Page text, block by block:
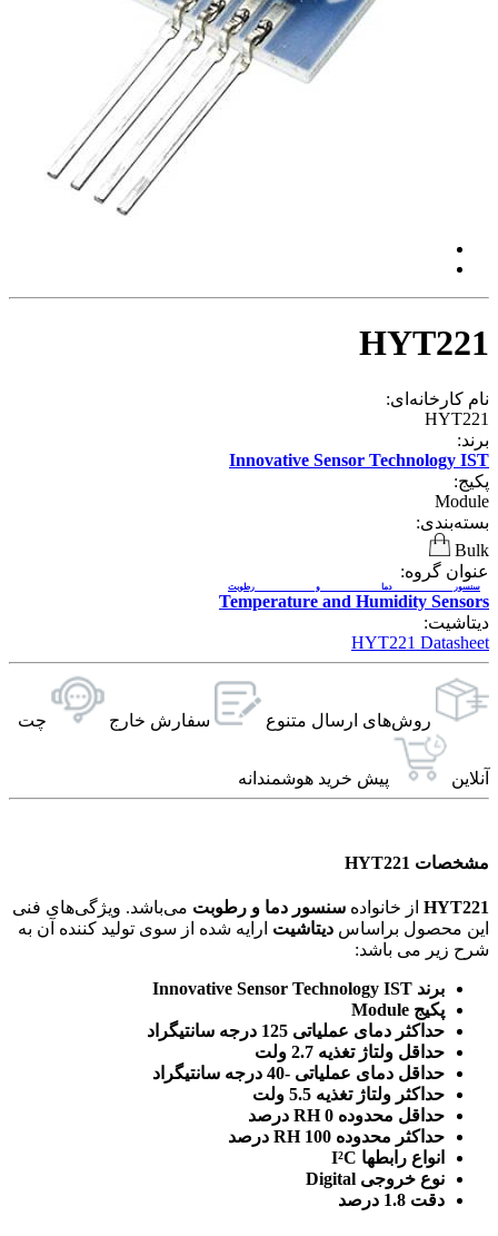
HYT221
نام کارخانه‌ای:
HYT221
برند:
Innovative Sensor Technology IST
پکیج:
Module
بسته‌بندی:
Bulk
عنوان گروه:
Temperature and Humidity Sensors
سنسور دما و رطوبت
دیتاشیت:
HYT221 Datasheet
روش‌های ارسال‌ متنوع سفارش خارج چت
آنلاین پیش خرید هوشمندانه
مشخصات HYT221
HYT221 از خانواده سنسور دما و رطوبت می‌باشد. ویژگی‌های فنی
این محصول براساس دیتاشیت ارایه شده از سوی تولید کننده آن به
شرح زیر می باشد:
برند Innovative Sensor Technology IST
پکیج Module
حداکثر دمای عملیاتی 125 درجه سانتیگراد
حداقل ولتاژ تغذیه 2.7 ولت
حداقل دمای عملیاتی -40 درجه سانتیگراد
حداکثر ولتاژ تغذیه 5.5 ولت
حداقل محدوده RH 0 درصد
حداکثر محدوده RH 100 درصد
انواع رابطها I²C
نوع خروجی Digital
دقت 1.8 درصد